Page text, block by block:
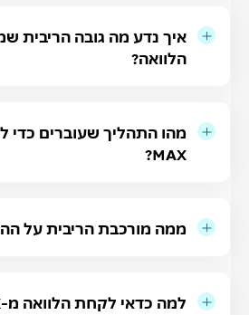
איך נדע מה גובה הריבית
הלוואה?
מהו התהליך שעוברים כדי
MAX?
ממה מורכבת הריבית על
למה כדאי לקחת הלוואה מ-MAX?